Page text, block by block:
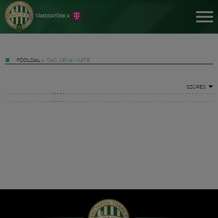
FŐOLDAL » TAG: LÉKAI MÁTÉ
SZŰRÉS
Hírek